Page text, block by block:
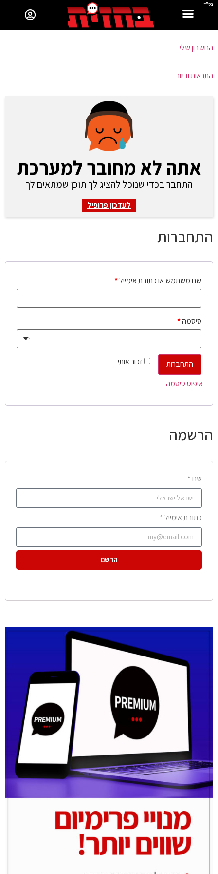
בס"ד
החשבון שלי
התראות ודיוור
אתה לא מחובר למערכת
התחבר בכדי שנוכל להציג לך תוכן שמתאים לך
לעדכון פרופיל
התחברות
שם משתמש או כתובת אימייל*
סיסמה*
זכור אותי
התחברות
איפוס סיסמה
הרשמה
שם *
כתובת אימייל *
הרשם